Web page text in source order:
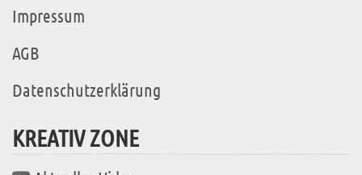
Impressum
AGB
Datenschutzerklärung
KREATIV ZONE